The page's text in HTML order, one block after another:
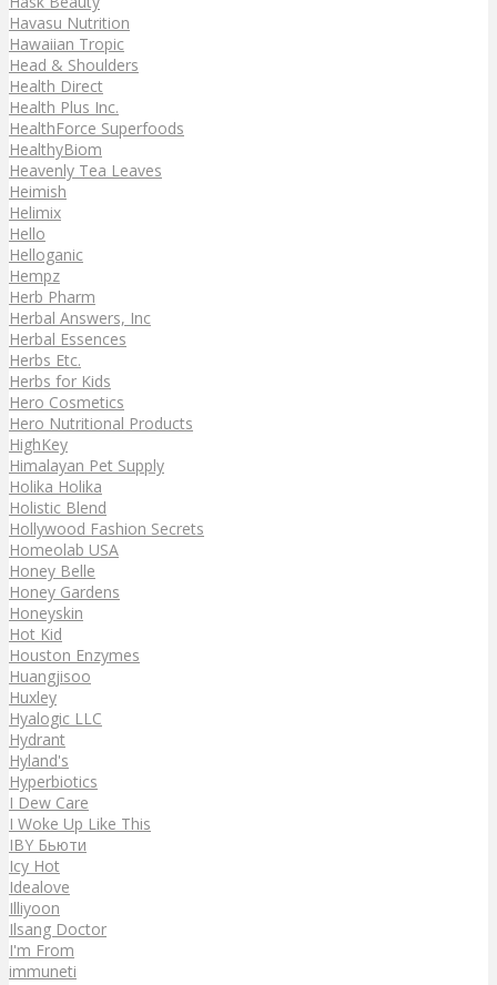
Havasu Nutrition
Hawaiian Tropic
Head & Shoulders
Health Direct
Health Plus Inc.
HealthForce Superfoods
HealthyBiom
Heavenly Tea Leaves
Heimish
Helimix
Hello
Helloganic
Hempz
Herb Pharm
Herbal Answers, Inc
Herbal Essences
Herbs Etc.
Herbs for Kids
Hero Cosmetics
Hero Nutritional Products
HighKey
Himalayan Pet Supply
Holika Holika
Holistic Blend
Hollywood Fashion Secrets
Homeolab USA
Honey Belle
Honey Gardens
Honeyskin
Hot Kid
Houston Enzymes
Huangjisoo
Huxley
Hyalogic LLC
Hydrant
Hyland's
Hyperbiotics
I Dew Care
I Woke Up Like This
IBY Бьюти
Icy Hot
Idealove
Illiyoon
Ilsang Doctor
I'm From
immuneti